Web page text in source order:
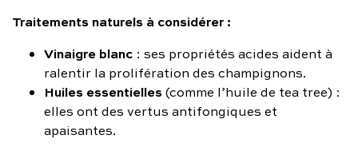
Traitements naturels à considérer :
Vinaigre blanc : ses propriétés acides aident à
ralentir la prolifération des champignons.
Huiles essentielles(comme l’huile de tea tree) :
elles ont des vertus antifongiques et
apaisantes.